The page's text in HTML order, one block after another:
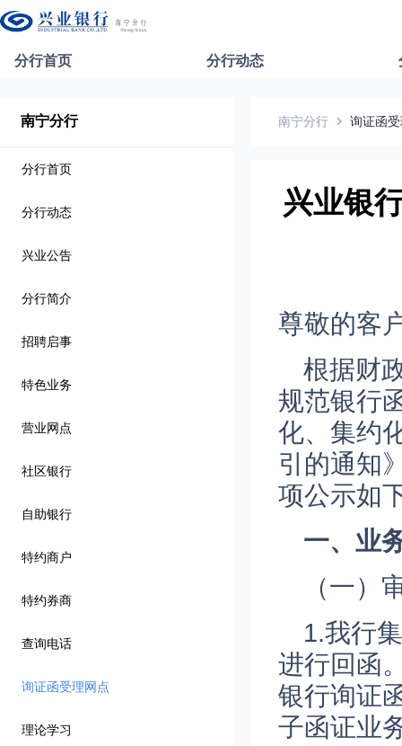
分行首页 分行动态
南宁分行
分行首页
分行动态
兴业公告
分行简介
招聘启事
特色业务
营业网点
社区银行
自助银行
特约商户
特约券商
查询电话
询证函受理网点
理论学习
南宁分行 询证函
兴业银
尊敬的客
根据财
规范银行
化、集约
引的通知
项公示如
一、 业
（一）
1.我行
进行回函
银行询证
子函证业